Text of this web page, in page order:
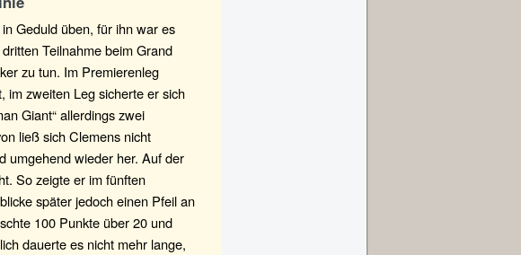
Geduld üben, für ihn war es
Teilnahme beim Grand
zu tun. Im Premierenleg
im zweiten Leg sicherte er sich
Giant“ allerdings zwei
ließ sich Clemens nicht
umgehend wieder her. Auf der
So zeigte er im fünften
später jedoch einen Pfeil an
100 Punkte über 20 und
dauerte es nicht mehr lange,